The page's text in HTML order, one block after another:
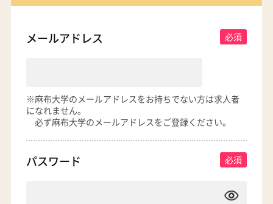
メールアドレス
※麻布大学のメールアドレスをお持ちでない方は求人者
になれません。
必ず麻布大学のメールアドレスをご登録ください。
パスワード